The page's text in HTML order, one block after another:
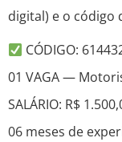
digital) e o código
CÓDIGO:
01 VAGA —
SALÁRIO: R$
06 meses de